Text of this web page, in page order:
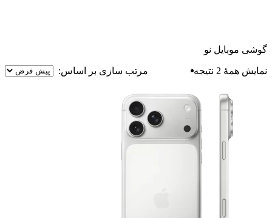
گوشی موبایل نو
نمایش همهٔ 2 نتیجه مرتب سازی بر اساس: